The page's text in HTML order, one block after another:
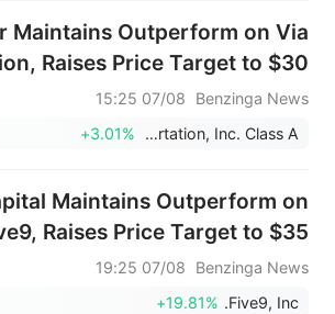
Maintains Outperform on Via
Raises Price Target to $30
Benzinga News
07/08 15:25
Via Transportation, Inc. Class A
+3.01%
Maintains Outperform on
Raises Price Target to $35
Benzinga News
07/08 19:25
Five9, Inc.
+19.81%